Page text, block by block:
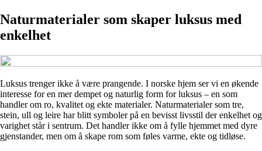
Naturmaterialer som skaper luksus med
enkelhet
Luksus trenger ikke å være prangende. I norske hjem ser vi en økende
interesse for en mer dempet og naturlig form for luksus – en som
handler om ro, kvalitet og ekte materialer. Naturmaterialer som tre,
stein, ull og leire har blitt symboler på en bevisst livsstil der enkelhet og
varighet står i sentrum. Det handler ikke om å fylle hjemmet med dyre
gjenstander, men om å skape rom som føles varme, ekte og tidløse.